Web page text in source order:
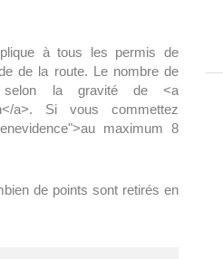
à tous les permis de
de la route. Le nombre de
selon la gravité de <a
a>. Si vous commettez
maximum 8
de points sont retirés en